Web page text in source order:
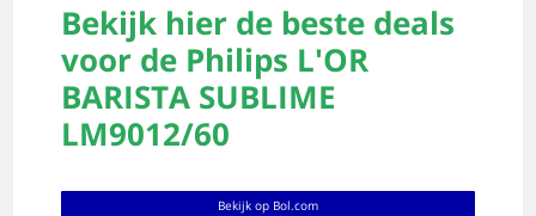
Bekijk hier de beste deals
voor de Philips L'OR
BARISTA SUBLIME
LM9012/60
Bekijk op Bol.com